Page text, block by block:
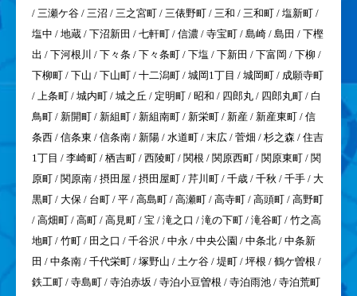
/ 三瀬ケ谷 / 三沼 / 三之宮町 / 三俵野町 / 三和 / 三和町 / 塩新町 /
塩中 / 地蔵 / 下沼新田 / 七軒町 / 信濃 / 寺宝町 / 島崎 / 島田 / 下樫
出 / 下河根川 / 下々条 / 下々条町 / 下塩 / 下新田 / 下富岡 / 下柳 /
下柳町 / 下山 / 下山町 / 十二潟町 / 城岡1丁目 / 城岡町 / 成願寺町
/ 上条町 / 城内町 / 城之丘 / 定明町 / 昭和 / 四郎丸 / 四郎丸町 / 白
鳥町 / 新開町 / 新組町 / 新組南町 / 新栄町 / 新産 / 新産東町 / 信
条西 / 信条東 / 信条南 / 新陽 / 水道町 / 末広 / 菅畑 / 杉之森 / 住吉
1丁目 / 李崎町 / 栖吉町 / 西陵町 / 関根 / 関原西町 / 関原東町 / 関
原町 / 関原南 / 摂田屋 / 摂田屋町 / 芹川町 / 千歳 / 千秋 / 千手 / 大
黒町 / 大保 / 台町 / 平 / 高島町 / 高瀬町 / 高寺町 / 高頭町 / 高野町
/ 高畑町 / 高町 / 高見町 / 宝 / 滝之口 / 滝の下町 / 滝谷町 / 竹之高
地町 / 竹町 / 田之口 / 千谷沢 / 中永 / 中央公園 / 中条北 / 中条新
田 / 中条南 / 千代栄町 / 塚野山 / 土ケ谷 / 堤町 / 坪根 / 鶴ケ曽根 /
鉄工町 / 寺島町 / 寺泊赤坂 / 寺泊小豆曽根 / 寺泊雨池 / 寺泊荒町